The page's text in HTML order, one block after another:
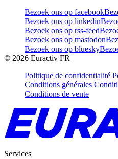
Bezoek ons op facebook
Bezoek ons op linkedin
Bezoek ons op rss-feed
Bezoek ons op mastodon
Bezoek ons op bluesky
© 2026 Euractiv FR
Politique de confidentialité
Conditions générales
Conditions de vente
Services